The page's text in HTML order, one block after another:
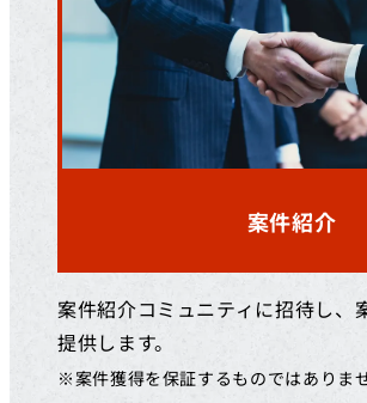
案件紹介
案件紹介コミュニティに招待し、
提供します。
※案件獲得を保証するものではありませ